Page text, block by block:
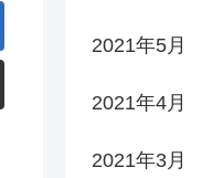
2021年5月
2021年4月
2021年3月